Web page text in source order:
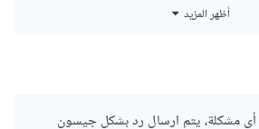
ذلك بصورة صحيحة:
أظهر المزيد
أي مشكلة، يتم ارسال رد بشكل جيسون